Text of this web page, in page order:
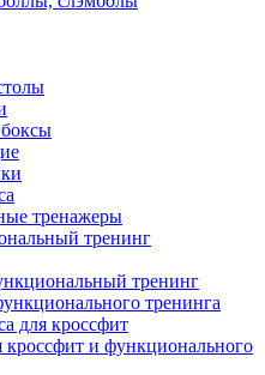
тренажеры
тренинг
тренинг
тренинга
для кроссфит
кроссфит и функционального